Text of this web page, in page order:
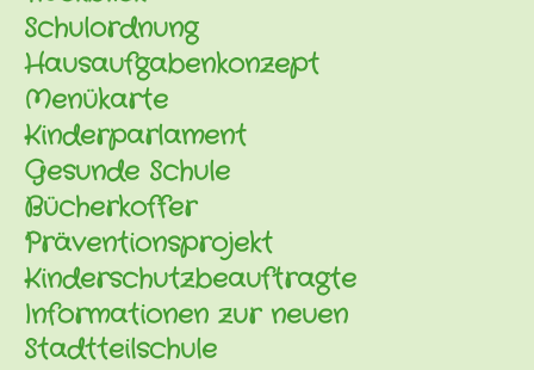
Schulordnung
Hausaufgabenkonzept
Menükarte
Kinderparlament
Gesunde Schule
Bücherkoffer
Präventionsprojekt
Kinderschutzbeauftragte
Informationen zur neuen
Stadtteilschule